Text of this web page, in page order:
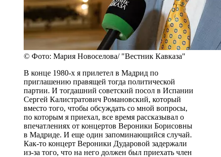
© Фото: Мария Новоселова/ "Вестник Кавказа"
В конце 1980-х я прилетел в Мадрид по
приглашению правящей тогда политической
партии. И тогдашний советский посол в Испании
Сергей Калистратович Романовский, который
вместо того, чтобы обсуждать со мной вопросы,
по которым я приехал, все время рассказывал о
впечатлениях от концертов Вероники Борисовны
в Мадриде. И еще один запоминающийся случай.
Как-то концерт Вероники Дударовой задержали
из-за того, что на него должен был приехать член